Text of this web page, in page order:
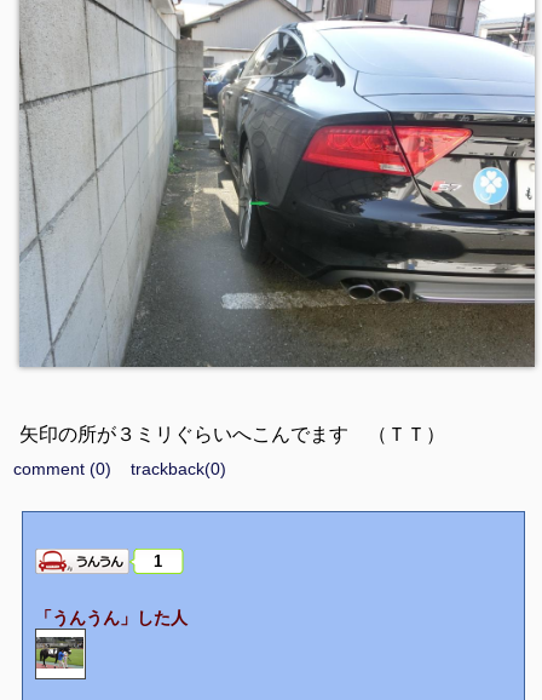
矢印の所が３ミリぐらいへこんでます （ＴＴ）
comment (0) trackback(0)
1
「うんうん」した人